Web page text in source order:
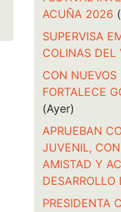
ACUÑA 2026
SUPERVISA
COLINAS DEL
CON NUEVOS
FORTALECE
(Ayer)
APRUEBAN
JUVENIL,
AMISTAD Y
PRESIDENTA